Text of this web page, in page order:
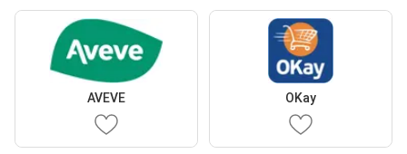
AVEVE OKay